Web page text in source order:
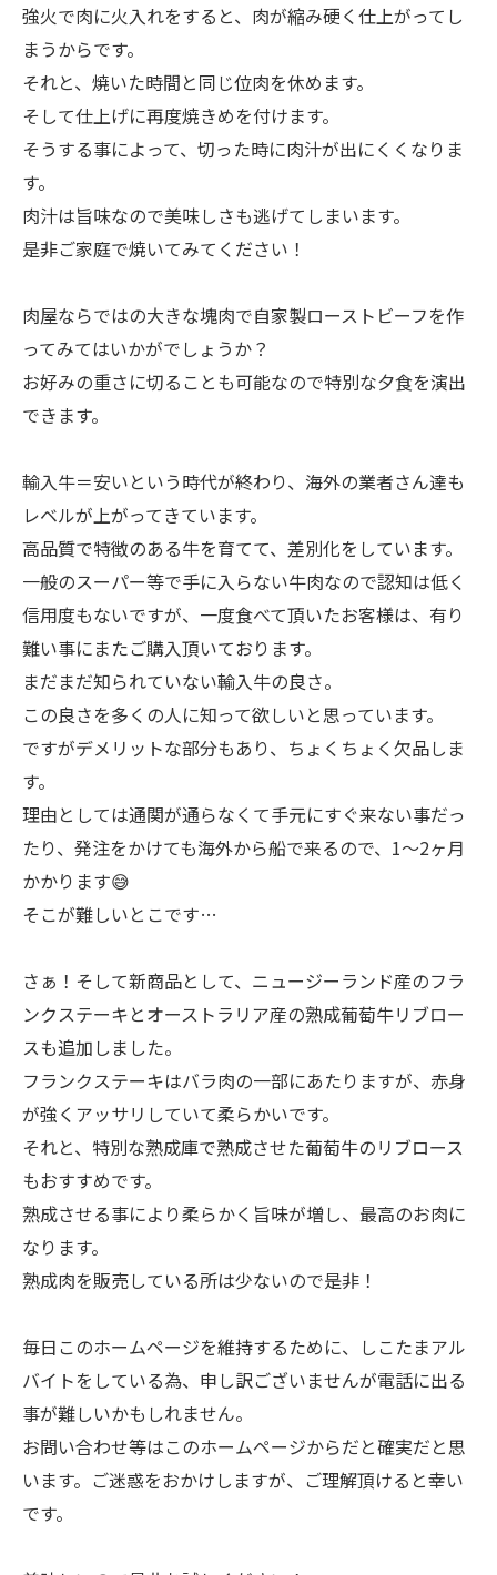
強火で肉に火入れをすると、肉が縮み硬く仕上がってし
まうからです。
それと、焼いた時間と同じ位肉を休めます。
そして仕上げに再度焼きめを付けます。
そうする事によって、切った時に肉汁が出にくくなりま
す。
肉汁は旨味なので美味しさも逃げてしまいます。
是非ご家庭で焼いてみてください！
肉屋ならではの大きな塊肉で自家製ローストビーフを作
ってみてはいかがでしょうか？
お好みの重さに切ることも可能なので特別な夕食を演出
できます。
輸入牛＝安いという時代が終わり、海外の業者さん達も
レベルが上がってきています。
高品質で特徴のある牛を育てて、差別化をしています。
一般のスーパー等で手に入らない牛肉なので認知は低く
信用度もないですが、一度食べて頂いたお客様は、有り
難い事にまたご購入頂いております。
まだまだ知られていない輸入牛の良さ。
この良さを多くの人に知って欲しいと思っています。
ですがデメリットな部分もあり、ちょくちょく欠品しま
す。
理由としては通関が通らなくて手元にすぐ来ない事だっ
たり、発注をかけても海外から船で来るので、1〜2ヶ月
かかります😅
そこが難しいとこです…
さぁ！そして新商品として、ニュージーランド産のフラ
ンクステーキとオーストラリア産の熟成葡萄牛リブロー
スも追加しました。
フランクステーキはバラ肉の一部にあたりますが、赤身
が強くアッサリしていて柔らかいです。
それと、特別な熟成庫で熟成させた葡萄牛のリブロース
もおすすめです。
熟成させる事により柔らかく旨味が増し、最高のお肉に
なります。
熟成肉を販売している所は少ないので是非！
毎日このホームページを維持するために、しこたまアル
バイトをしている為、申し訳ございませんが電話に出る
事が難しいかもしれません。
お問い合わせ等はこのホームページからだと確実だと思
います。ご迷惑をおかけしますが、ご理解頂けると幸い
です。